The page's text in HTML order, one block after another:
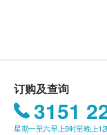
亦会在场解答问
射疫苗，将取
*疫苗注射均由
订购及查询
3151
星期一至六早上9时至晚上